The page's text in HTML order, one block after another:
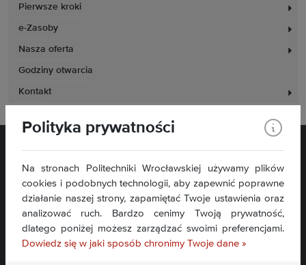
Pierwsze kroki
e-Zasoby
Nasza oferta
Godziny otwarcia
Kontakt
Plac Grunwaldzki 11
50-377 Wrocław
Deklaracja dostępności
Polityka prywatności
Na stronach Politechniki Wrocławskiej używamy plików
cookies i podobnych technologii, aby zapewnić poprawne
działanie naszej strony, zapamiętać Twoje ustawienia oraz
analizować ruch. Bardzo cenimy Twoją prywatność,
dlatego poniżej możesz zarządzać swoimi preferencjami.
Dowiedz się w jaki sposób chronimy Twoje dane »